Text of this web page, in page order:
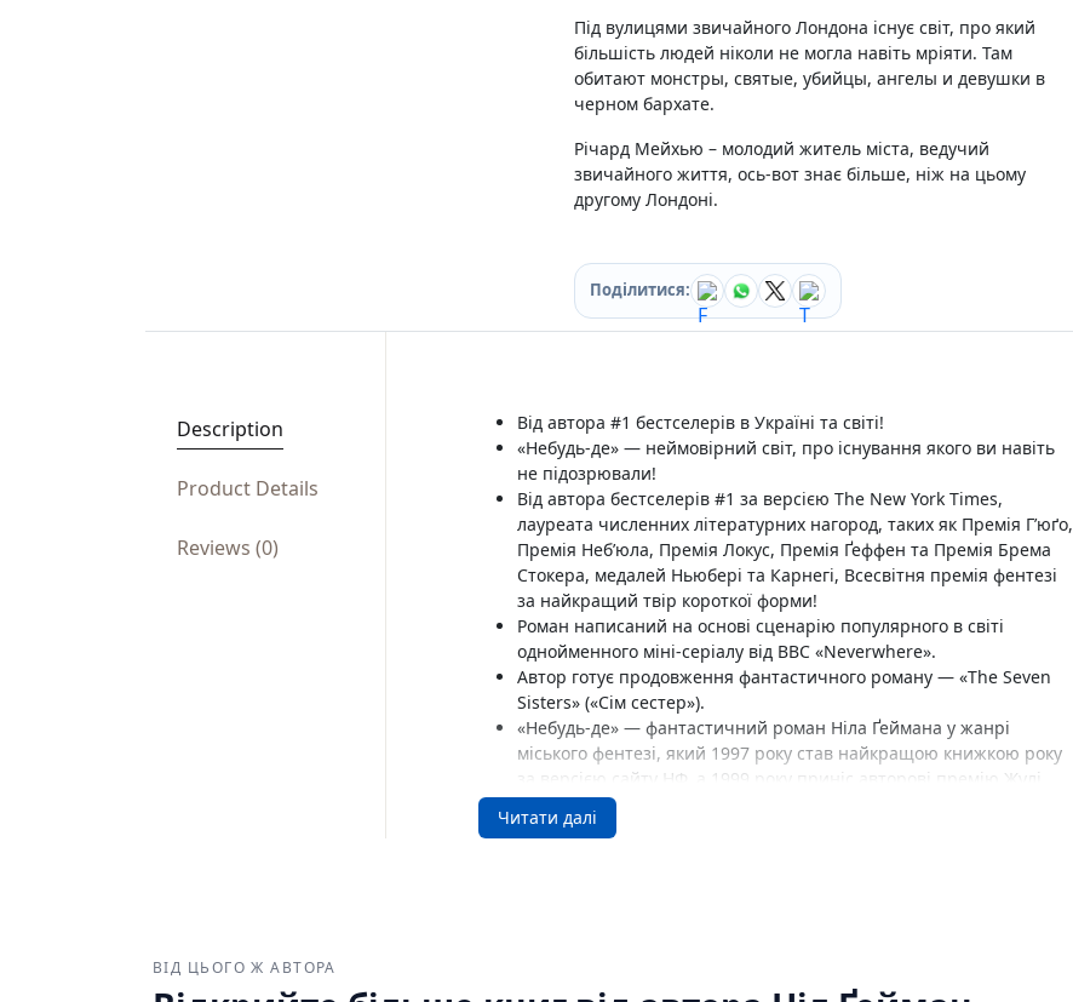
Книги для дітей
Картонні книги для найменших
Віммельбухи
Книги з наліпками
Вчимося читати
Прописи для дітей
Самостійне читання (6+)
Книги для читання 10+
Розмальовки та Аплікації
Розвивальні та пізнавальні книги
Книги про Україну
Ігри для дітей
Різдвяні / Зимові
Книги для молоді
Пазли
Каталог авторів
Жанри
Тематичні підбірки
Love story mood: підбірка книжок для неї
Подарунок для нього
Біографії що надихають
Історії сильних жінок
Книжкові історії на екрані
Під вулицями звичайного Лондона існує світ, про який
більшість людей ніколи не могла навіть мріяти. Там
обитают монстры, святые, убийцы, ангелы и девушки в
черном бархате.
Річард Мейхью – молодий житель міста, ведучий
звичайного життя, ось-вот знає більше, ніж на цьому
другому Лондоні.
Поділитися:
Description
Product Details
Reviews (0)
Від автора #1 бестселерів в Україні та світі!
«Небудь-де» — неймовірний світ, про існування якого ви навіть
не підозрювали!
Від автора бестселерів #1 за версією The New York Times,
лауреата численних літературних нагород, таких як Премія Г’юґо,
Премія Неб’юла, Премія Локус, Премія Ґеффен та Премія Брема
Стокера, медалей Ньюбері та Карнегі, Всесвітня премія фентезі
за найкращий твір короткої форми!
Роман написаний на основі сценарію популярного в світі
однойменного міні-серіалу від BBC «Neverwhere».
Автор готує продовження фантастичного роману — «The Seven
Sisters» («Сім сестер»).
«Небудь-де» — фантастичний роман Ніла Ґеймана у жанрі
міського фентезі, який 1997 року став найкращою книжкою року
за версією сайту НФ, а 1999 року приніс авторові премію Жулі
Верланже!
Найкраща книжка року за версією сайту SF Site (вибір редакторів,
Читати далі
ВІД ЦЬОГО Ж АВТОРА